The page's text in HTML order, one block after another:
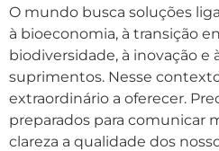
O mundo busca soluções
à bioeconomia, à transição
biodiversidade, à inovação e
suprimentos. Nesse
extraordinário a oferecer.
preparados para comunicar
clareza a qualidade dos